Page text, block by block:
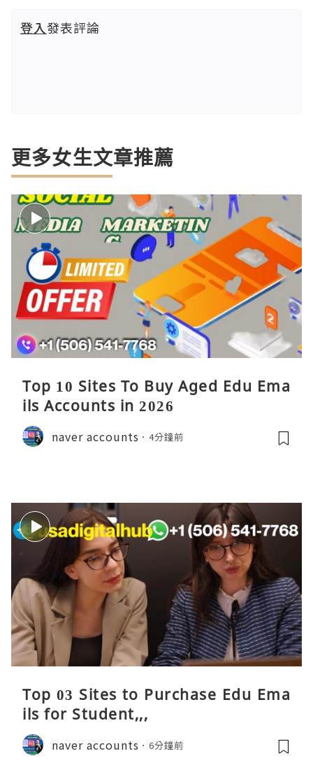
登入發表評論
更多女生文章推薦
Top 10 Sites To Buy Aged Edu Ema
ils Accounts in 2026
naver accounts 4分鐘前
Top 03 Sites to Purchase Edu Ema
ils for Student,,,
naver accounts 6分鐘前